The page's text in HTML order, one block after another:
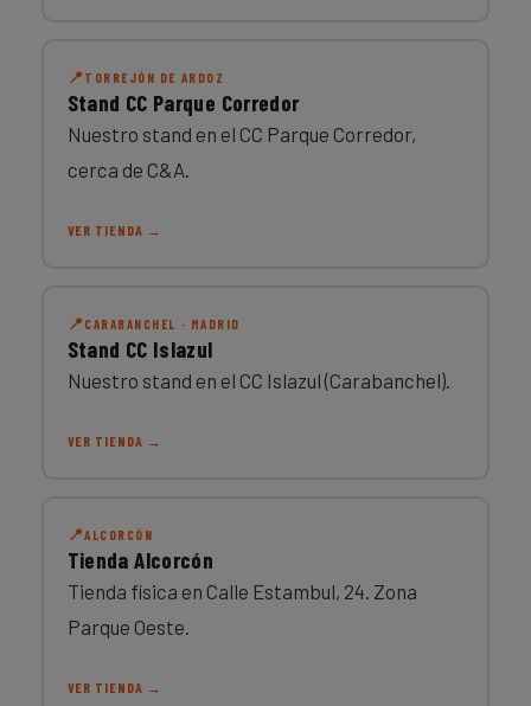
TORREJÓN DE ARDOZ
Stand CC Parque Corredor
Nuestro stand en el CC Parque Corredor,
cerca de C&A.
VER TIENDA →
CARABANCHEL · MADRID
Stand CC Islazul
Nuestro stand en el CC Islazul (Carabanchel).
VER TIENDA →
ALCORCÓN
Tienda Alcorcón
Tienda física en Calle Estambul, 24. Zona
Parque Oeste.
VER TIENDA →